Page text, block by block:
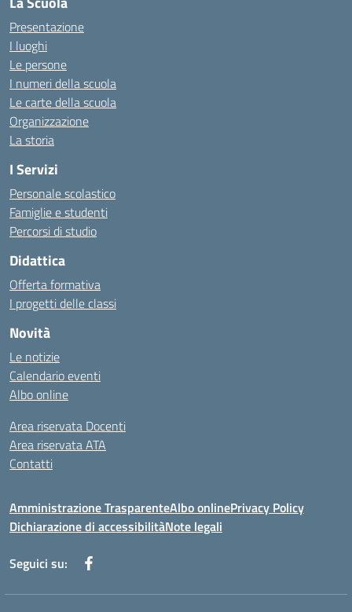
Presentazione
I luoghi
Le persone
I numeri della scuola
Le carte della scuola
Organizzazione
La storia
I Servizi
Personale scolastico
Famiglie e studenti
Percorsi di studio
Didattica
Offerta formativa
I progetti delle classi
Novità
Le notizie
Calendario eventi
Albo online
Area riservata Docenti
Area riservata ATA
Contatti
Amministrazione TrasparenteAlbo onlinePrivacy Policy
Dichiarazione di accessibilitàNote legali
Seguici su: